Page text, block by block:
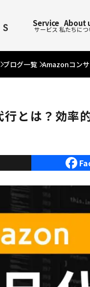
Service
サービス
About
私たちにつ
ブログ一覧 Amazonコン
とは？効率